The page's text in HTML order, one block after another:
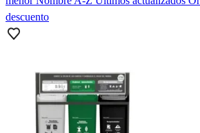
descuento